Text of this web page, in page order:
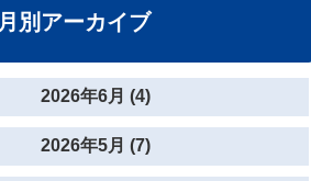
月別アーカイブ
2026年6月 (4)
2026年5月 (7)